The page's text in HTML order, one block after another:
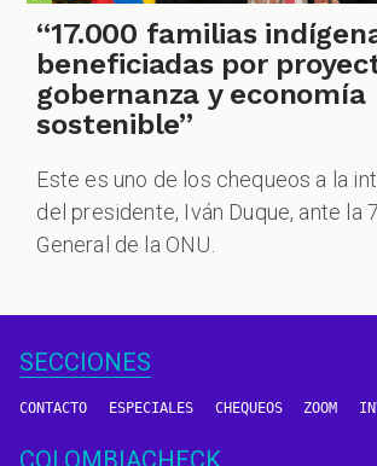
“17.000 familias
beneficiadas por
gobernanza y economía
sostenible”
Este es uno de los chequeos a la
del presidente, Iván Duque, ante la
General de la ONU.
SECCIONES
CONTACTO ESPECIALES CHEQUEOS ZOOM